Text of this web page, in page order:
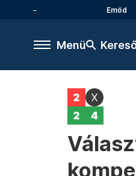
Emőd
Menü